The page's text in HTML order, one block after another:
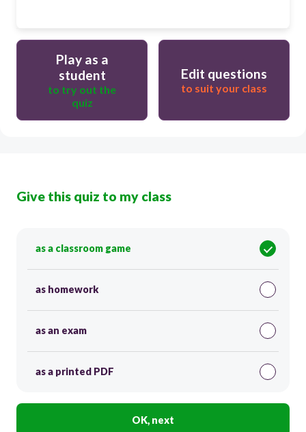
Play as a
student
to try out the
quiz
Edit questions
to suit your class
Give this quiz to my class
as a classroom game
as homework
as an exam
as a printed PDF
OK, next